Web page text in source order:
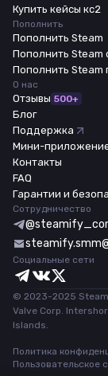
Купить кейсы кс2
Пополнить
Пополнить Steam
Пополнить Steam
Пополнить Steam
О нас
Отзывы 500+
Блог
Поддержка
Мини-
Контакты
FAQ
Гарантии и
Сотрудничество
Социальные сети
© 2023-2025
Valve Corp.
Islands.
Политика
Пользовательское